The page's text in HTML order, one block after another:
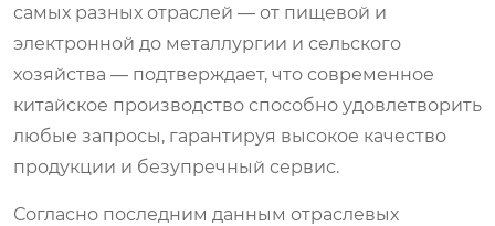
самых разных отраслей — от пищевой и
электронной до металлургии и сельского
хозяйства — подтверждает, что современное
китайское производство способно удовлетворить
любые запросы, гарантируя высокое качество
продукции и безупречный сервис.
Согласно последним данным отраслевых